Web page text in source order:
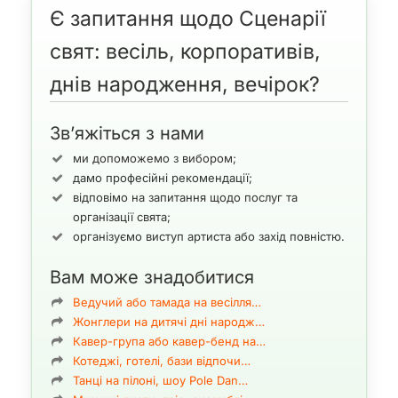
описує структуру, головні та допоміжні моменти”. У сфері
сценарій.
Що таке сценарій весілля, корпоративу, ювілею, дитячого дня
В event-сфері сценарієм прийнято вважати структурний план
заходу (сленгове назва “путівник”), докладно описує цілі,
завдання, заходи, способи їх реалізації, всі етапи проведення
торжества, задіяні послуги, побажання клієнта і можливі
ситуативні моменти.
Невипадково енциклопедична література порівнює сценарій з
“літературно-драматичним твором”(маючи на увазі його
творче начало), а сценариста (того який створює цей
“детально розроблений план проведення весілля,
корпоративу, дня народження, ювілею, вечірки і урочистого
банкету) художником слова.
Є запитання щодо Сценарії
свят: весіль, корпоративів,
днів народження, вечірок?
Зв’яжіться з нами
ми допоможемо з вибором;
дамо професійні рекомендації;
відповімо на запитання щодо послуг та
організації свята;
організуємо виступ артиста або захід повністю.
Вам може знадобитися
Ведучий або тамада на весілля…
Жонглери на дитячі дні народж…
Кавер-група або кавер-бенд на…
Котеджі, готелі, бази відпочи…
Танці на пілоні, шоу Pole Dan…